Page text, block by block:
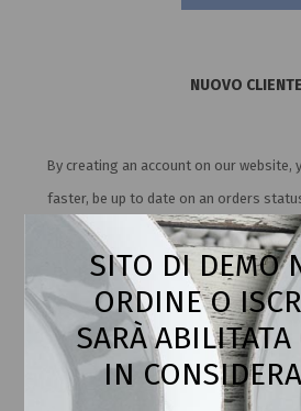
NUOVO CLIENTE
By creating an account on our website,
faster, be up to date on an orders
orders you have
SITO DI DEMO
ORDINE O
SARÀ ABILITATA
IN